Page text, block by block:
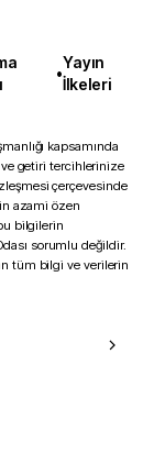
•
Yayın
İlkeleri
kapsamında
ve getiri tercihlerinize
çerçevesinde
azami özen
bilgilerin
sorumlu değildir.
tüm bilgi ve verilerin